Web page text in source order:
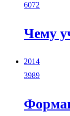
6072
Чему
2014
3989